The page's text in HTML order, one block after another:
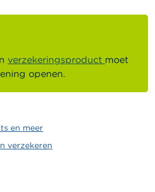
verzekeringsproduct moet
openen.
en meer
verzekeren